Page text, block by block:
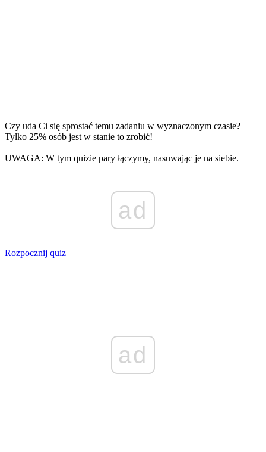
Czy uda Ci się sprostać temu zadaniu w wyznaczonym czasie?
Tylko 25% osób jest w stanie to zrobić!
UWAGA: W tym quizie pary łączymy, nasuwając je na siebie.
ad
Rozpocznij quiz
ad